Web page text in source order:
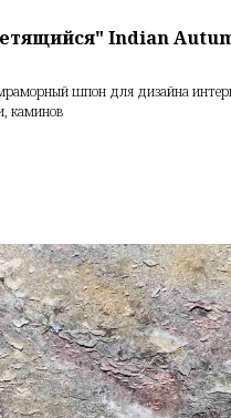
Indian
шпон для дизайна
каминов